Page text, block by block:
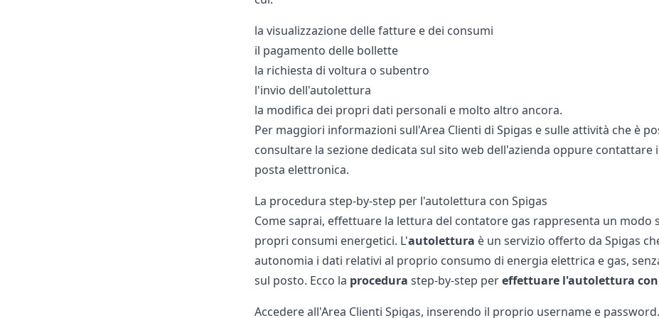
la visualizzazione delle fatture e dei consumi
il pagamento delle bollette
la richiesta di voltura o subentro
l'invio dell'autolettura
la modifica dei propri dati personali e molto altro ancora.
Per maggiori informazioni sull'Area Clienti di Spigas e sulle attività che è
consultare la sezione dedicata sul sito web dell'azienda oppure
posta elettronica.
La procedura step-by-step per l'autolettura con Spigas
Come saprai, effettuare la lettura del contatore gas rappresenta un modo
propri consumi energetici. L'autolettura è un servizio offerto da Spigas
autonomia i dati relativi al proprio consumo di energia elettrica e gas,
sul posto. Ecco la procedura step-by-step pereffettuare l'autolettura con
Accedere all'Area Clienti Spigas, inserendo il proprio username e password.